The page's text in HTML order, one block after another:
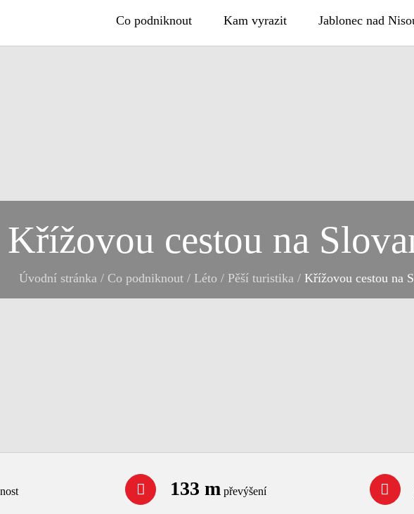
Co podniknout Kam vyrazit Jablonec nad
Křížovou cestou na
Úvodní stránka / Co podniknout / Léto / Pěší turistika / Křížovou cestou na
133 m převýšení